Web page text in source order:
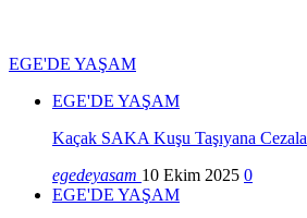
EGE'DE YAŞAM
EGE'DE YAŞAM
Kaçak SAKA Kuşu Taşıyana
egedeyasam 10 Ekim 2025 0
EGE'DE YAŞAM